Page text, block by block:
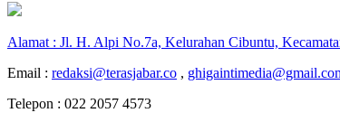
Alamat : Jl. H. Alpi No.7a, Kelurahan Cibuntu,
Email : redaksi@terasjabar.co ,
Telepon : 022 2057 4573